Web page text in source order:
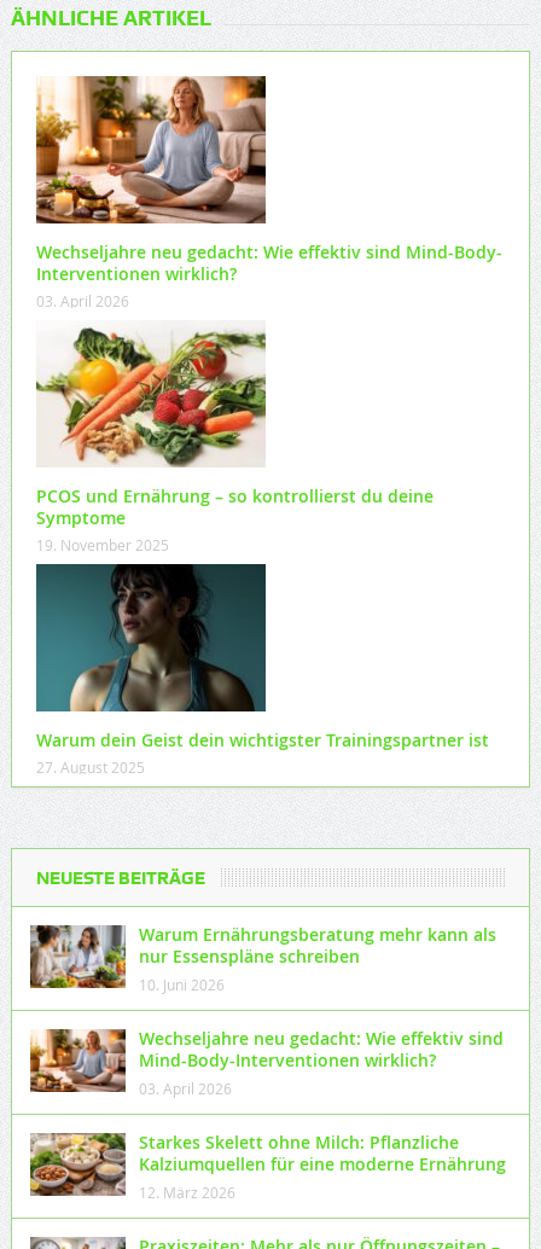
ÄHNLICHE ARTIKEL
Wechseljahre neu gedacht: Wie effektiv sind Mind-Body-
Interventionen wirklich?
03. April 2026
PCOS und Ernährung – so kontrollierst du deine
Symptome
19. November 2025
Warum dein Geist dein wichtigster Trainingspartner ist
27. August 2025
NEUESTE BEITRÄGE
Warum Ernährungsberatung mehr kann als
nur Essenspläne schreiben
10. Juni 2026
Wechseljahre neu gedacht: Wie effektiv sind
Mind-Body-Interventionen wirklich?
03. April 2026
Starkes Skelett ohne Milch: Pflanzliche
Kalziumquellen für eine moderne Ernährung
12. März 2026